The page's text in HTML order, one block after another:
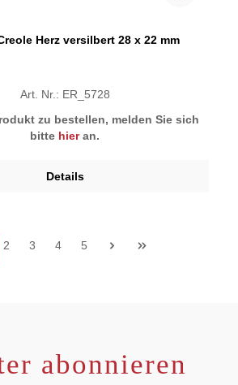
Herz versilbert 28 x 22 mm
Art. Nr.: ER_5728
zu bestellen, melden Sie sich
bitte hieran.
Details
2 3 4 5
abonnieren